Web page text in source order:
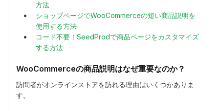
方法
ショップページでWooCommerceの短い商品説明を
使用する方法
コード不要！SeedProdで商品ページをカスタマイズ
する方法
WooCommerceの商品説明はなぜ重要なのか？
訪問者がオンラインストアを訪れる理由はいくつかありま
す。